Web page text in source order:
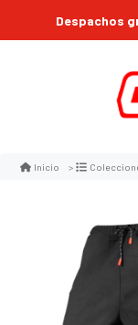
Despachos
Inicio